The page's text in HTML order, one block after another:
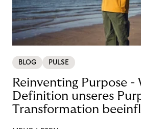
BLOG PULSE
Reinventing Purpose -
Definition unseres
Transformation